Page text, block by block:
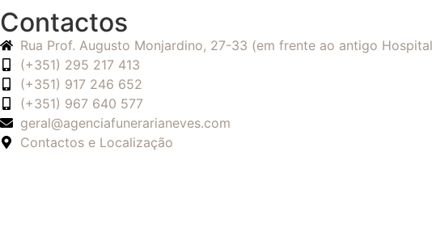
Contactos
Rua Prof. Augusto Monjardino, 27-33 (em frente ao antigo
(+351) 295 217 413
(+351) 917 246 652
(+351) 967 640 577
geral@agenciafunerarianeves.com
Contactos e Localização